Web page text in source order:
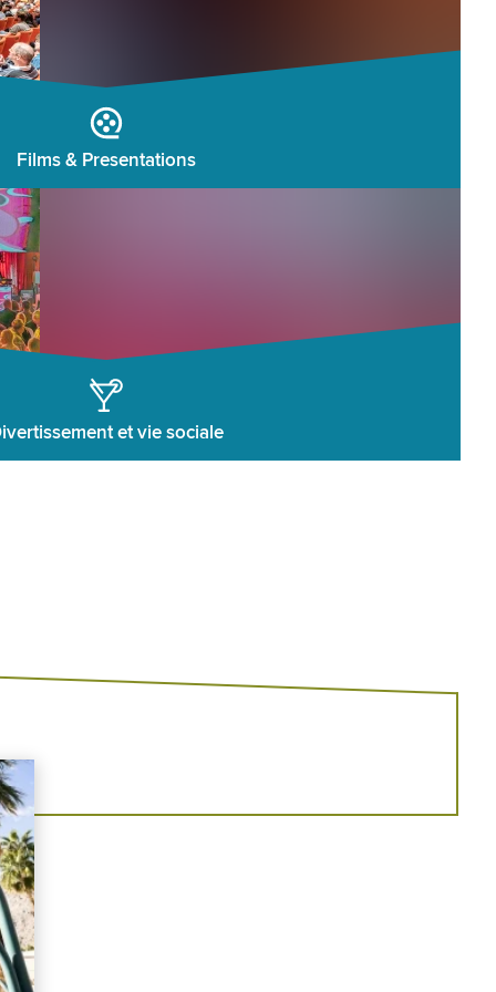
Films & Presentations
et vie sociale